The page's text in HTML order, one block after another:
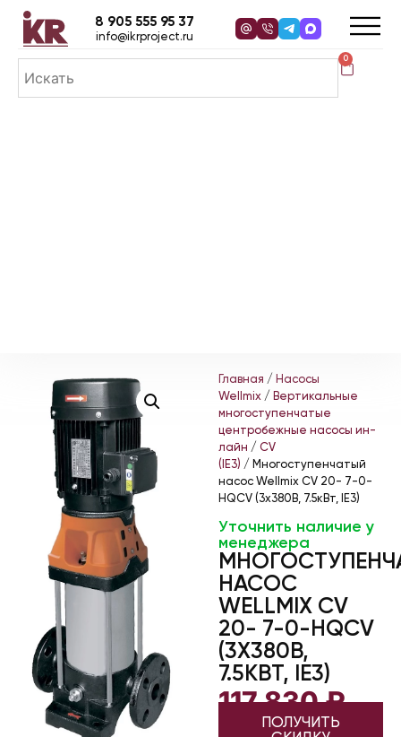
0
8 905 555 95 37
info@ikrproject.ru
Главная / Насосы
Wellmix / Вертикальные
многоступенчатые
центробежные насосы ин-
лайн / CV
(IE3) / Многоступенчатый
насос Wellmix CV 20- 7-0-
HQCV (3х380В, 7.5кВт, IE3)
Уточнить наличие у
менеджера
НАСОС
WELLMIX CV
20- 7-0-HQCV
(3Х380В,
7.5КВТ, IE3)
117 830₽
ПОЛУЧИТЬ